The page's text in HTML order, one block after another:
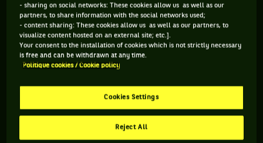
- sharing on social networks: These cookies allow us as well as our
partners, to share information with the social networks used;
- content sharing: These cookies allow us as well as our partners, to
visualize content hosted on an external site; etc.].
Your consent to the installation of cookies which is not strictly necessary
is free and can be withdrawn at any time.
Politique cookies / Cookie policy
Cookies Settings
Reject All